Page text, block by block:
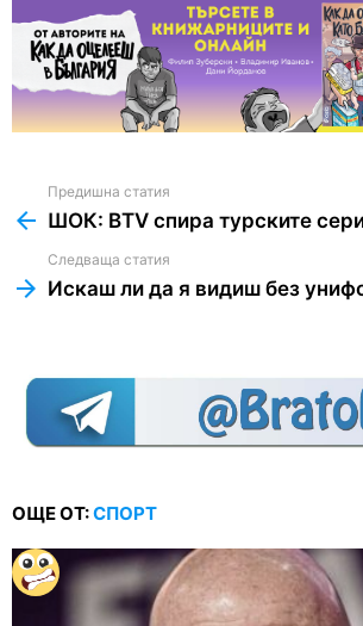
more
Предишна статия
ШОК: BTV спира турските
Следваща статия
Искаш ли да я видиш без
ОЩЕ ОТ:СПОРТ